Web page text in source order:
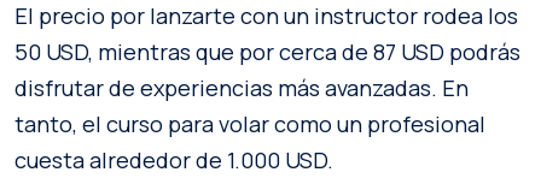
El precio por lanzarte con un instructor rodea los
50 USD, mientras que por cerca de 87 USD podrás
disfrutar de experiencias más avanzadas. En
tanto, el curso para volar como un profesional
cuesta alrededor de 1.000 USD.